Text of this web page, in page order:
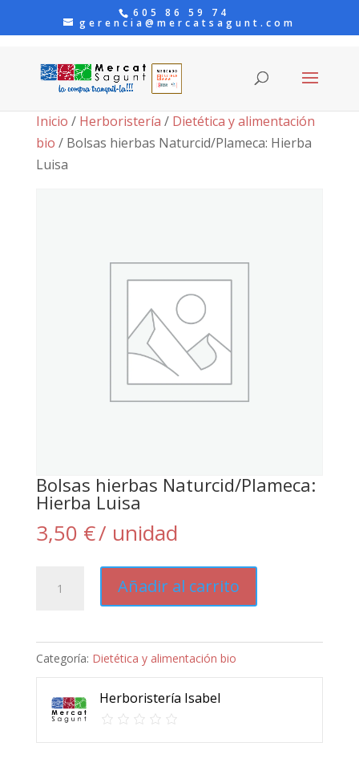
605 86 59 74
gerencia@mercatsagunt.com
Inicio / Herboristería / Dietética y alimentación
bio / Bolsas hierbas Naturcid/Plameca: Hierba
Luisa
Bolsas hierbas Naturcid/Plameca:
Hierba Luisa
3,50 €/ unidad
hierbas
Hierba
Luisa
Añadir al carrito
Categoría: Dietética y alimentación bio
Herboristería Isabel